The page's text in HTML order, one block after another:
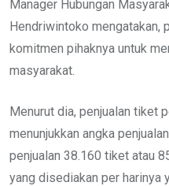
Manager Hubungan
Hendriwintoko mengatakan,
komitmen pihaknya untuk
masyarakat.
Menurut dia, penjualan tiket
menunjukkan angka
penjualan 38.160 tiket atau
yang disediakan per harinya